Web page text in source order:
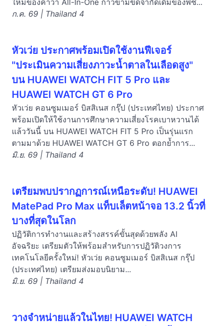
ใหม่ของคำว่า All-In-One ก้าวข้ามขีดจำกัดเดิมของพีซี...
ก.ค. 69 | Thailand 4
หัวเว่ย ประกาศพร้อมเปิดใช้งานฟีเจอร์
"ประเมินความเสี่ยงภาวะน้ำตาลในเลือดสูง"
บน HUAWEI WATCH FIT 5 Pro และ
HUAWEI WATCH GT 6 Pro
หัวเว่ย คอนซูมเมอร์ บิสสิเนส กรุ๊ป (ประเทศไทย) ประกาศ
พร้อมเปิดให้ใช้งานการศึกษาความเสี่ยงโรคเบาหวานได้
แล้ววันนี้ บน HUAWEI WATCH FIT 5 Pro เป็นรุ่นแรก
ตามมาด้วย HUAWEI WATCH GT 6 Pro ตอกย้ำการ...
มิ.ย. 69 | Thailand 4
เตรียมพบปรากฏการณ์เหนือระดับ! HUAWEI
MatePad Pro Max แท็บเล็ตหน้าจอ 13.2 นิ้วที่
บางที่สุดในโลก
ปฏิวัติการทำงานและสร้างสรรค์ขั้นสุดด้วยพลัง AI
อัจฉริยะ เตรียมตัวให้พร้อมสำหรับการปฏิวัติวงการ
เทคโนโลยีครั้งใหม่! หัวเว่ย คอนซูมเมอร์ บิสสิเนส กรุ๊ป
(ประเทศไทย) เตรียมส่งมอบนิยาม...
มิ.ย. 69 | Thailand 4
วางจำหน่ายแล้วในไทย! HUAWEI WATCH